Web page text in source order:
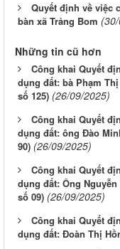
Quyết định về việc
bàn xã Trảng Bom
Những tin cũ hơn
Công khai Quyết
dụng đất: bà Phạm
số 125) (26/09/2025)
Công khai Quyết
dụng đất: ông Đào
90) (26/09/2025)
Công khai Quyết
dụng đất: Ông
số 09) (26/09/2025)
Công khai Quyết
dụng đất: Đoàn Thị